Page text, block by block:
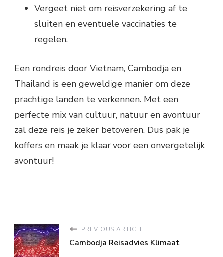
Vergeet niet om reisverzekering af te
sluiten en eventuele vaccinaties te
regelen.
Een rondreis door Vietnam, Cambodja en
Thailand is een geweldige manier om deze
prachtige landen te verkennen. Met een
perfecte mix van cultuur, natuur en avontuur
zal deze reis je zeker betoveren. Dus pak je
koffers en maak je klaar voor een onvergetelijk
avontuur!
PREVIOUS ARTICLE
Cambodja Reisadvies Klimaat